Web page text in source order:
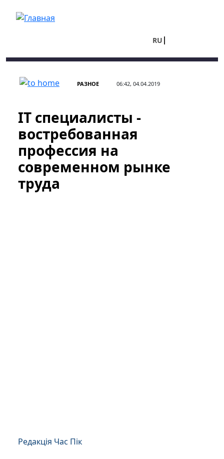
RU
РАЗНОЕ 06:42, 04.04.2019
IT специалисты -
востребованная
профессия на
современном рынке
труда
Редакція Час Пік